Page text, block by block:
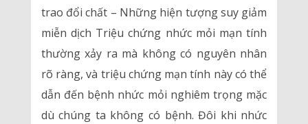
trao đổi chất – Những hiện tượng suy giảm
miễn dịch Triệu chứng nhức mỏi mạn tính
thường xảy ra mà không có nguyên nhân
rõ ràng, và triệu chứng mạn tính này có thể
dẫn đến bệnh nhức mỏi nghiêm trọng mặc
dù chúng ta không có bệnh. Đôi khi nhức